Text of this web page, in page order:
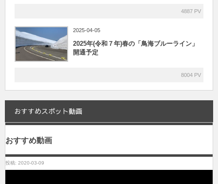
4887 PV
2025-04-05
2025年(令和７年)春の「鳥海ブルーライン」
開通予定
8004 PV
おすすめスポット動画
おすすめ動画
投稿: 2020-03-09